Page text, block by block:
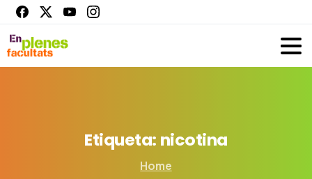
Etiqueta: nicotina
Home